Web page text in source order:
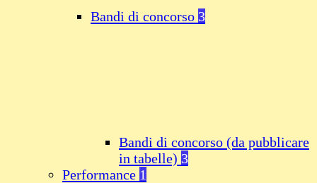
Bandi di concorso 3
Bandi di concorso (da pubblicare
in tabelle) 3
Performance 1